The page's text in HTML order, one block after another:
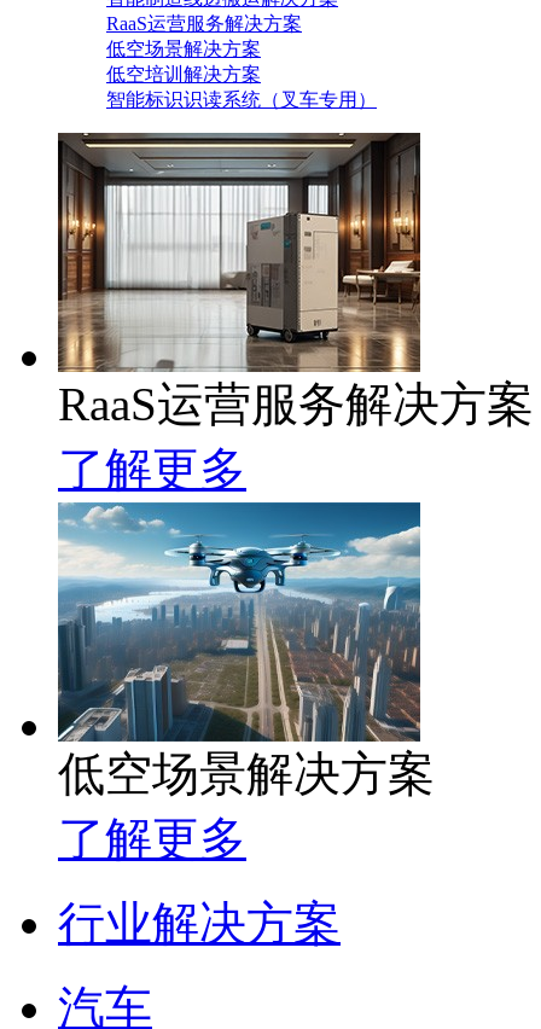
RaaS运营服务解决方案
低空场景解决方案
低空培训解决方案
智能标识识读系统（叉车专用）
RaaS运营服务解决方案
了解更多
低空场景解决方案
了解更多
行业解决方案
汽车